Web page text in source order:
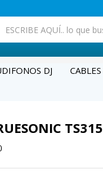
DJ CABLES
TS315